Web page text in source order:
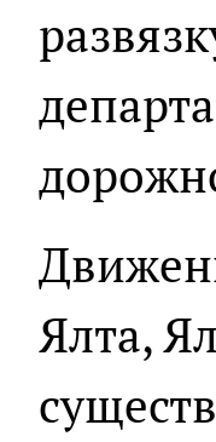
Ялта,